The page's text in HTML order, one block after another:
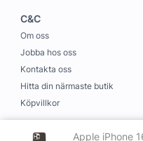
C&C
Om oss
Jobba hos oss
Kontakta oss
Hitta din närmaste butik
Köpvillkor
Information